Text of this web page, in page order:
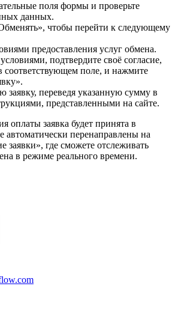
поля формы и проверьте
данных.
чтобы перейти к следующему
предоставления услуг обмена.
подтвердите своё согласие,
соответствующем поле, и нажмите
заявку, переведя указанную сумму в
представленными на сайте.
оплаты заявка будет принята в
автоматически перенаправлены на
заявки», где сможете отслеживать
в режиме реального времени.